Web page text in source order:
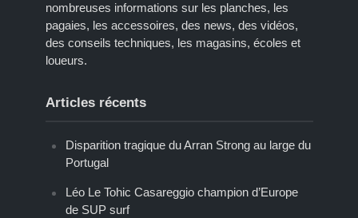
nombreuses informations sur les planches, les
pagaies, les accessoires, des news, des vidéos,
des conseils techniques, les magasins, écoles et
loueurs.
Articles récents
Disparition tragique du Arran Strong au large du
Portugal
Léo Le Tohic Casareggio champion d’Europe
de SUP surf